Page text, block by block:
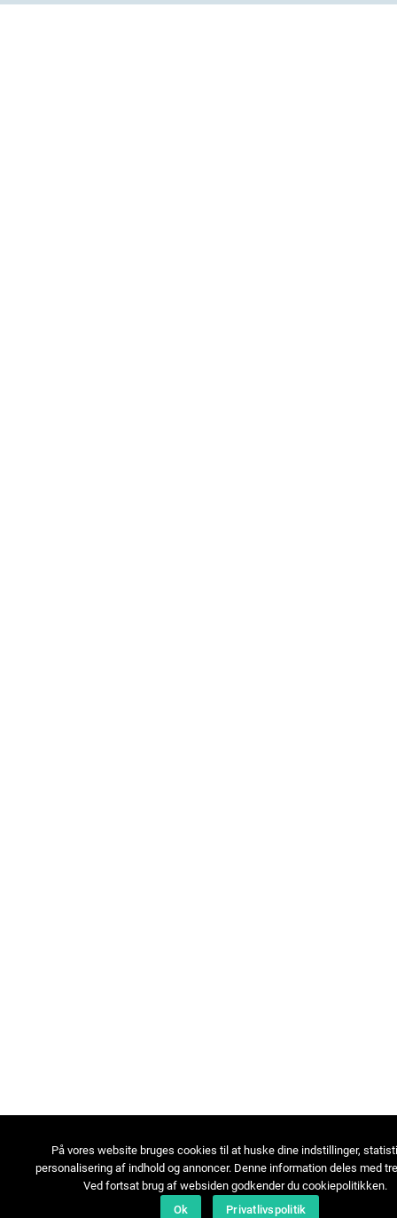
På vores website bruges cookies til at huske dine indstillinger,
personalisering af indhold og annoncer. Denne information deles med
Ved fortsat brug af websiden godkender du cookiepolitikken.
Ok
Privatlivspolitik